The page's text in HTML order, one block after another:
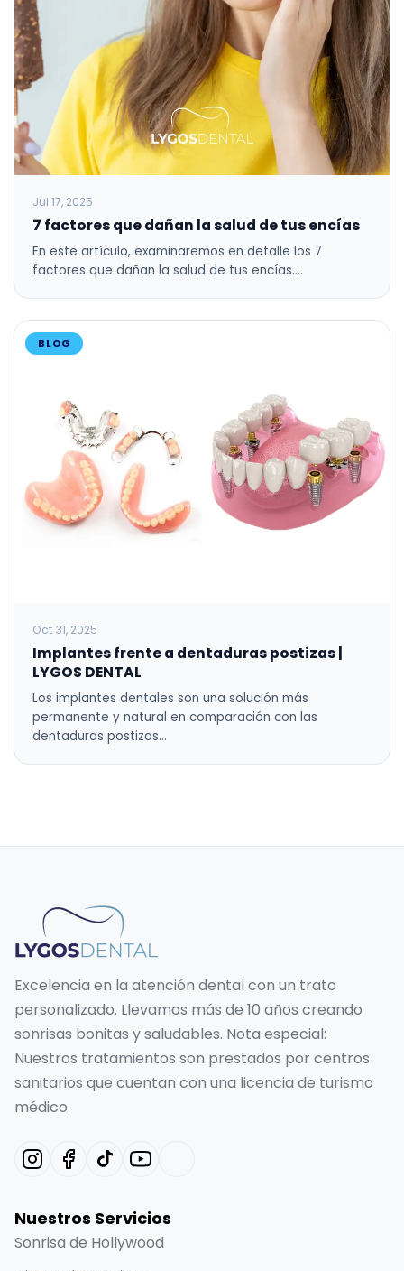
Jul 17, 2025
7 factores que dañan la salud de tus encías
En este artículo, examinaremos en detalle los 7
factores que dañan la salud de tus encías.…
BLOG
Oct 31, 2025
Implantes frente a dentaduras postizas |
LYGOS DENTAL
Los implantes dentales son una solución más
permanente y natural en comparación con las
dentaduras postizas…
Excelencia en la atención dental con un trato
personalizado. Llevamos más de 10 años creando
sonrisas bonitas y saludables. Nota especial:
Nuestros tratamientos son prestados por centros
sanitarios que cuentan con una licencia de turismo
médico.
Nuestros Servicios
Sonrisa de Hollywood